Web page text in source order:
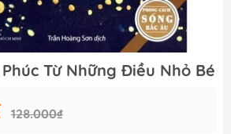
Từ Những Điều Nhỏ Bé
128.000₫